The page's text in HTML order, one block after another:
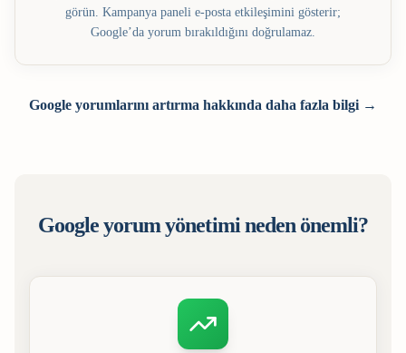
görün. Kampanya paneli e-posta etkileşimini gösterir;
Google’da yorum bırakıldığını doğrulamaz.
Google yorumlarını artırma hakkında daha fazla bilgi →
Google yorum yönetimi neden önemli?